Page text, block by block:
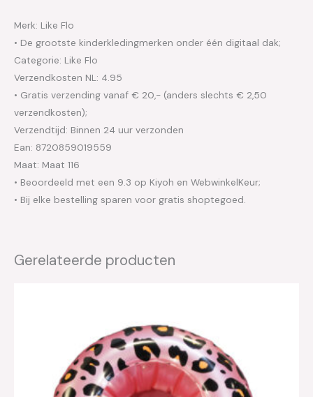
Merk: Like Flo
• De grootste kinderkledingmerken onder één digitaal dak;
Categorie: Like Flo
Verzendkosten NL: 4.95
• Gratis verzending vanaf € 20,- (anders slechts € 2,50
verzendkosten);
Verzendtijd: Binnen 24 uur verzonden
Ean: 8720859019559
Maat: Maat 116
• Beoordeeld met een 9.3 op Kiyoh en WebwinkelKeur;
• Bij elke bestelling sparen voor gratis shoptegoed.
Gerelateerde producten